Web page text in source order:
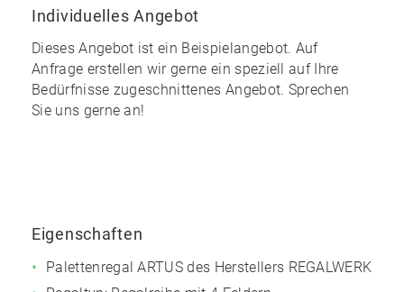
Individuelles Angebot
Dieses Angebot ist ein Beispielangebot. Auf
Anfrage erstellen wir gerne ein speziell auf Ihre
Bedürfnisse zugeschnittenes Angebot. Sprechen
Sie uns gerne an!
Eigenschaften
Palettenregal ARTUS des Herstellers REGALWERK